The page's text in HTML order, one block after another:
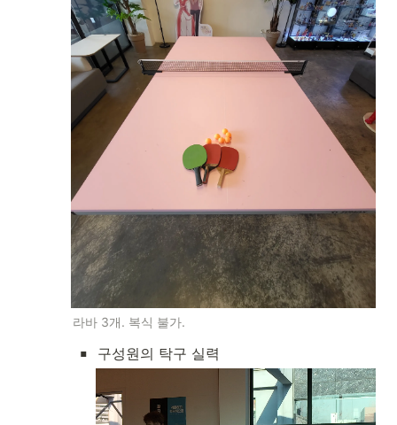
라바 3개. 복식 불가.
▪ 구성원의 탁구 실력